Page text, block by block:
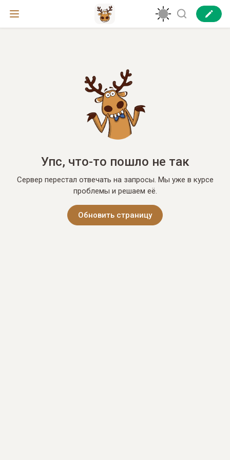
Упс, что-то пошло не так
Сервер перестал отвечать на запросы. Мы уже в курсе
проблемы и решаем её.
Обновить страницу